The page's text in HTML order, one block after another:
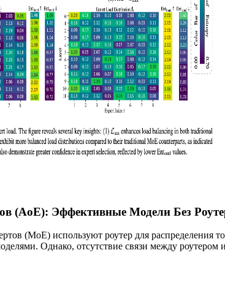
(AoE): Эффективные Модели Без
(MoE) используют роутер для распределения
Однако, отсутствие связи между роутером